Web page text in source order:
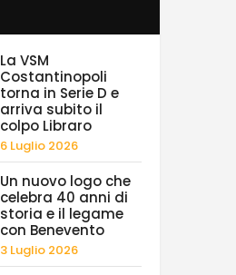
La VSM
Costantinopoli
torna in Serie D e
arriva subito il
colpo Libraro
6 Luglio 2026
Un nuovo logo che
celebra 40 anni di
storia e il legame
con Benevento
3 Luglio 2026